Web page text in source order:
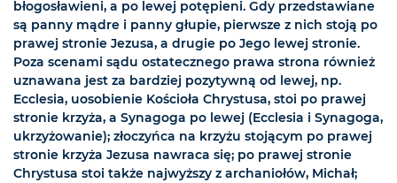
błogosławieni, a po lewej potępieni. Gdy przedstawiane
są panny mądre i panny głupie, pierwsze z nich stoją po
prawej stronie Jezusa, a drugie po Jego lewej stronie.
Poza scenami sądu ostatecznego prawa strona również
uznawana jest za bardziej pozytywną od lewej, np.
Ecclesia, uosobienie Kościoła Chrystusa, stoi po prawej
stronie krzyża, a Synagoga po lewej (Ecclesia i Synagoga,
ukrzyżowanie); złoczyńca na krzyżu stojącym po prawej
stronie krzyża Jezusa nawraca się; po prawej stronie
Chrystusa stoi także najwyższy z archaniołów, Michał;